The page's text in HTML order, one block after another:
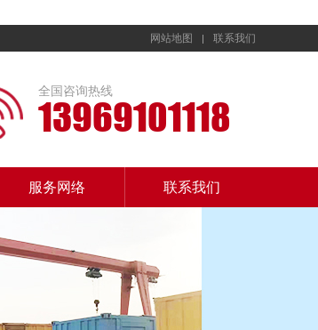
网站地图 联系我们
全国咨询热线
13969101118
服务网络 联系我们